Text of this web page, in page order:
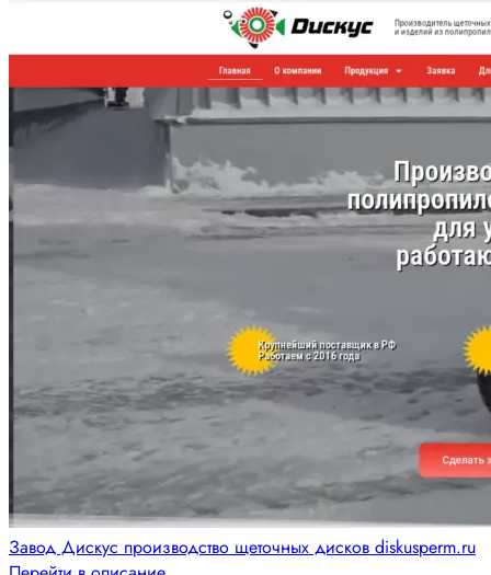
Завод Дискус производство щеточных дисков diskusperm.ru